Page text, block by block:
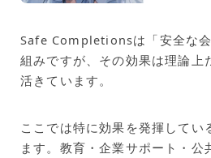
Safe Completionsは「安全な
組みですが、その効果は理論上
活きています。
ここでは特に効果を発揮してい
ます。教育・企業サポート・公